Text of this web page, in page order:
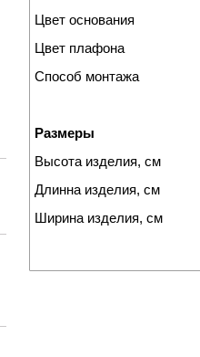
Цвет основания
Цвет плафона
Способ монтажа
Размеры
Высота изделия, см
Длинна изделия, см
Ширина изделия, см